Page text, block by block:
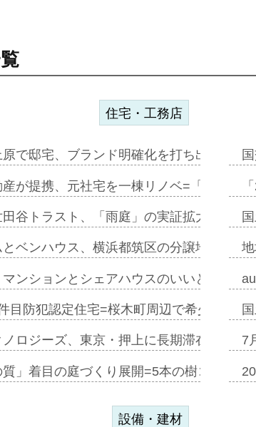
住宅・工務店
で邸宅、ブランド明確化を打ち出す=年
産が提携、元社宅を一棟リノベ=「職住遊
谷トラスト、「雨庭」の実証拡大へ=ガ
ベンハウス、横浜都筑区の分譲地開発で
マンションとシェアハウスのいいとこどり
目防犯認定住宅=桜木町周辺で希少価値
ロジーズ、東京・押上に長期滞在型ホテ
」着目の庭づくり展開=5本の樹コンパ
7
設備・建材